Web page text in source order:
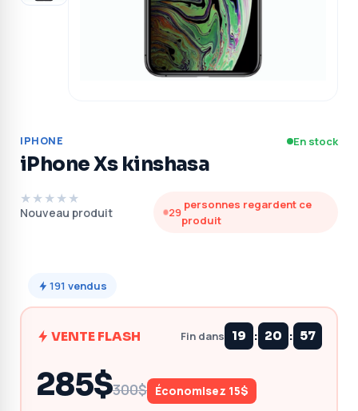
IPHONE En stock
iPhone Xs kinshasa
★★★★★
Nouveau produit 29
personnes regardent ce
produit
191 vendus
VENTE FLASH Fin dans 19 : 20 : 56
285$300$ Économisez 15$